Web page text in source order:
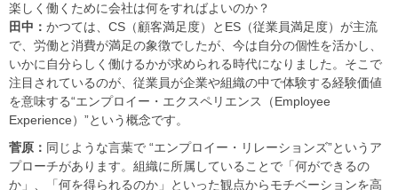
楽しく働くために会社は何をすればよいのか？
田中： かつては、CS（顧客満足度）とES（従業員満足度）が主流
で、労働と消費が満足の象徴でしたが、今は自分の個性を活かし、
いかに自分らしく働けるかが求められる時代になりました。そこで
注目されているのが、従業員が企業や組織の中で体験する経験価値
を意味する“エンプロイー・エクスペリエンス（Employee
Experience）”という概念です。
菅原： 同じような言葉で “エンプロイー・リレーションズ”というア
プローチがあります。組織に所属していることで「何ができるの
か」、「何を得られるのか」といった観点からモチベーションを高